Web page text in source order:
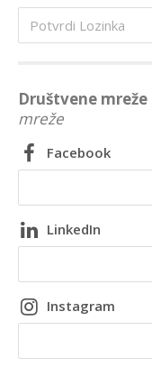
Društvene mreže
mreže
Facebook
LinkedIn
Instagram